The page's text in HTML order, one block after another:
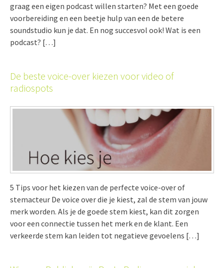
graag een eigen podcast willen starten? Met een goede
voorbereiding en een beetje hulp van een de betere
soundstudio kun je dat. En nog succesvol ook! Wat is een
podcast? […]
De beste voice-over kiezen voor video of
radiospots
5 Tips voor het kiezen van de perfecte voice-over of
stemacteur De voice over die je kiest, zal de stem van jouw
merk worden. Als je de goede stem kiest, kan dit zorgen
voor een connectie tussen het merk en de klant. Een
verkeerde stem kan leiden tot negatieve gevoelens […]